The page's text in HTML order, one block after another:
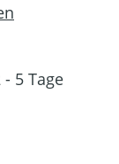
5 Tage